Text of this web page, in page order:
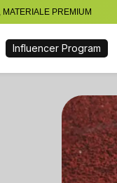
PREMIUM
Influencer Program